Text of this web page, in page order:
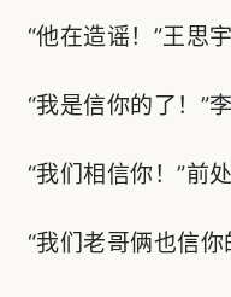
“他在造谣！”王思
“我是信你的了！”
“我们相信你！”前
“我们老哥俩也信你